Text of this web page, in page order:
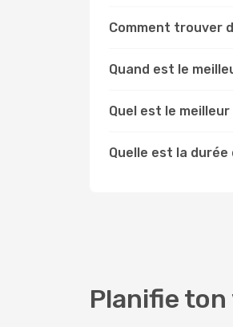
Comment trouver
Quand est le
Quel est le
Quelle est la durée
Planifie ton